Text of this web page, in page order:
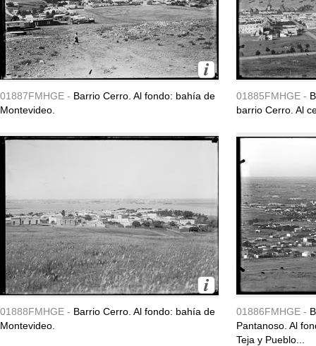
01887FMHGE - Barrio Cerro. Al fondo: bahía de
Montevideo.
01885FMHGE -
barrio Cerro. Al
01888FMHGE - Barrio Cerro. Al fondo: bahía de
Montevideo.
01886FMHGE -
Pantanoso. Al
Teja y Pueblo...